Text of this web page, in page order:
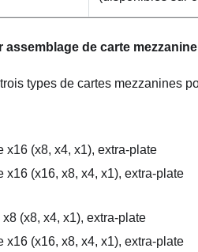
assemblage de carte
types de cartes mezzanines
x16 (x8, x4, x1), extra-plate
x16 (x16, x8, x4, x1), extra-plate
(x8, x4, x1), extra-plate
x16 (x16, x8, x4, x1), extra-plate